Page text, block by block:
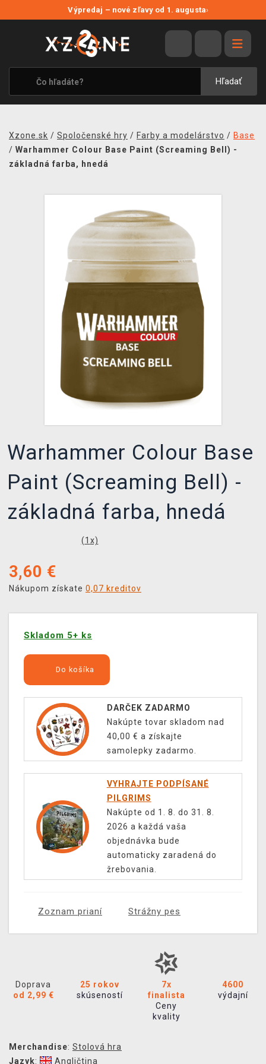
Výpredaj – nové zľavy od 1. augusta›
Hľadať
VÝPREDAJ
VIDEOHRY
XZONE ORIGINALS
TEMATIKY
MERCHANDISE
XZONE KLUB
Xzone.sk / Spoločenské hry / Farby a modelárstvo / Base
/ Warhammer Colour Base Paint (Screaming Bell) -
základná farba, hnedá
Warhammer Colour Base
Paint (Screaming Bell) -
základná farba, hnedá
(1 x)
3,60 €
Nákupom získate 0,07 kreditov
Skladom 5+ ks
Do košíka
DARČEK ZADARMO
Nakúpte tovar skladom nad
40,00 € a získajte
samolepky zadarmo.
VYHRAJTE PODPÍSANÉ
PILGRIMS
Nakúpte od 1. 8. do 31. 8.
2026 a každá vaša
objednávka bude
automaticky zaradená do
žrebovania.
Zoznam prianí Strážny pes
Doprava
od 2,99 €
25 rokov
skúseností
7x
finalista
Ceny
kvality
4600
výdajní
Merchandise: Stolová hra
Jazyk: Angličtina